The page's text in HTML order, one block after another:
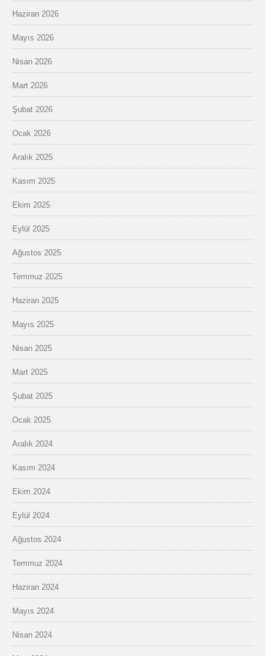
Haziran 2026
Mayıs 2026
Nisan 2026
Mart 2026
Şubat 2026
Ocak 2026
Aralık 2025
Kasım 2025
Ekim 2025
Eylül 2025
Ağustos 2025
Temmuz 2025
Haziran 2025
Mayıs 2025
Nisan 2025
Mart 2025
Şubat 2025
Ocak 2025
Aralık 2024
Kasım 2024
Ekim 2024
Eylül 2024
Ağustos 2024
Temmuz 2024
Haziran 2024
Mayıs 2024
Nisan 2024